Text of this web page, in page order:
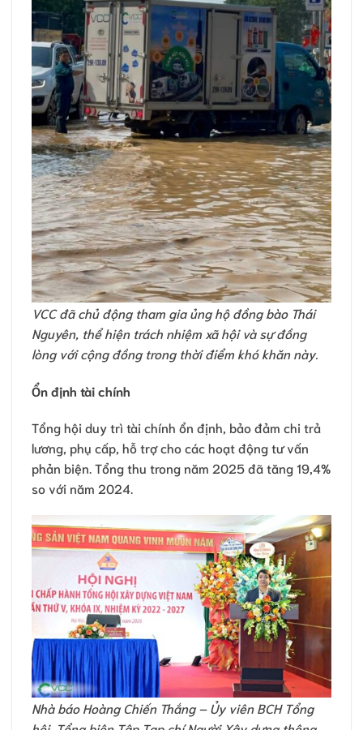
VCC đã chủ động tham gia ủng hộ đồng bào Thái
Nguyên, thể hiện trách nhiệm xã hội và sự đồng
lòng với cộng đồng trong thời điểm khó khăn này.
Ổn định tài chính
Tổng hội duy trì tài chính ổn định, bảo đảm chi trả
lương, phụ cấp, hỗ trợ cho các hoạt động tư vấn
phản biện. Tổng thu trong năm 2025 đã tăng 19,4%
so với năm 2024.
Nhà báo Hoàng Chiến Thắng – Ủy viên BCH Tổng